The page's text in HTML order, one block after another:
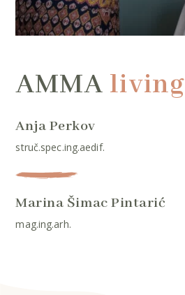
AMMA living
Anja Perkov
struč.spec.ing.aedif.
Marina Šimac Pintarić
mag.ing.arh.